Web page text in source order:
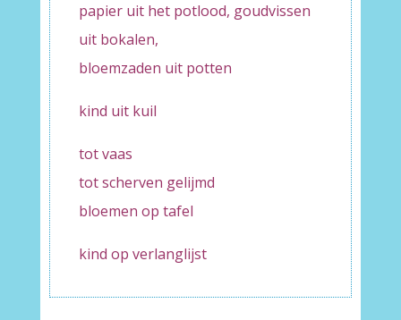
papier uit het potlood, goudvissen
uit bokalen,
bloemzaden uit potten
kind uit kuil
tot vaas
tot scherven gelijmd
bloemen op tafel
kind op verlanglijst